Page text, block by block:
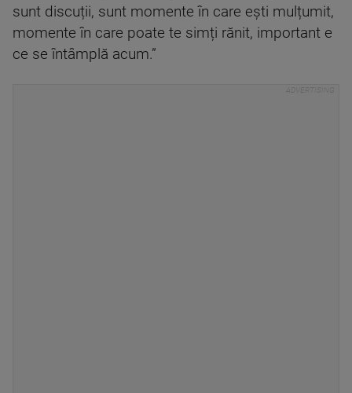
sunt discuții, sunt momente în care ești mulțumit,
momente în care poate te simți rănit, important e
ce se întâmplă acum.”